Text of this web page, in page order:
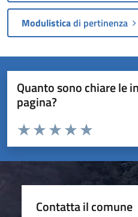
Modulisticadi pertinenza
Quanto sono chiare le
pagina?
Valuta da 1 a 5 stelle la pagina
Valuta 5
Valuta 4 stelle su
Valuta 3 stelle su 5
Valuta 2 stelle su 5
Valuta 1 stelle su 5
Contatta il comune